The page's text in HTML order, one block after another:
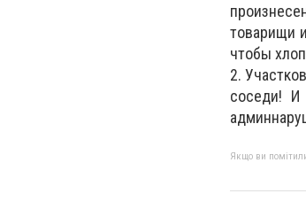
товарищи
чтобы
2.
соседи!
Якщо ви